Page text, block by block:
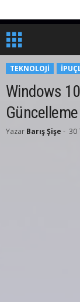
TEKNOLOJI
Windows
Güncelleme
Yazar Barış Şişe - 30